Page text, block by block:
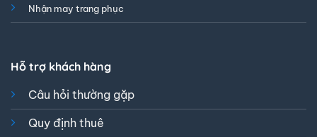
Nhận may trang phục
Hỗ trợ khách hàng
Câu hỏi thường gặp
Quy định thuê